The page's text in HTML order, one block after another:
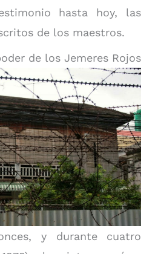
hasta hoy, las
de los maestros.
de los Jemeres Rojos
y durante cuatro